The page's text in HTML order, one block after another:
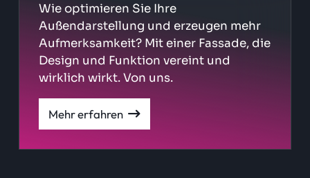
Wie optimieren Sie Ihre
Außendarstellung und erzeugen mehr
Aufmerksamkeit? Mit einer Fassade, die
Design und Funktion vereint und
wirklich wirkt. Von uns.
Mehr erfahren